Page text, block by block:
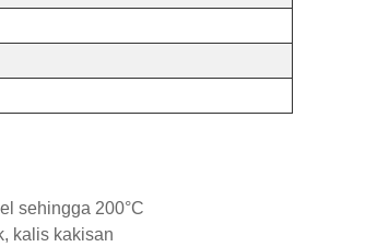
sehingga 200°C
kalis kakisan